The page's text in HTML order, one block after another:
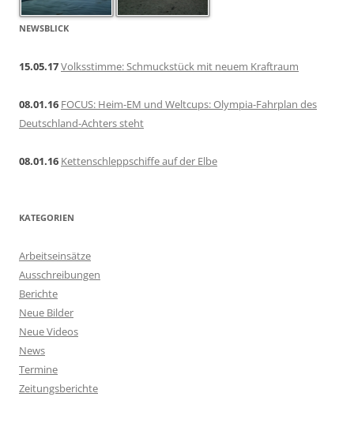
NEWSBLICK
15.05.17Volksstimme: Schmuckstück mit neuem Kraftraum
08.01.16 FOCUS: Heim-EM und Weltcups: Olympia-Fahrplan des
Deutschland-Achters steht
08.01.16 Kettenschleppschiffe auf der Elbe
KATEGORIEN
Arbeitseinsätze
Ausschreibungen
Berichte
Neue Bilder
Neue Videos
News
Termine
Zeitungsberichte